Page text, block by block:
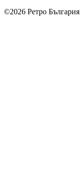
©2026 Ретро България